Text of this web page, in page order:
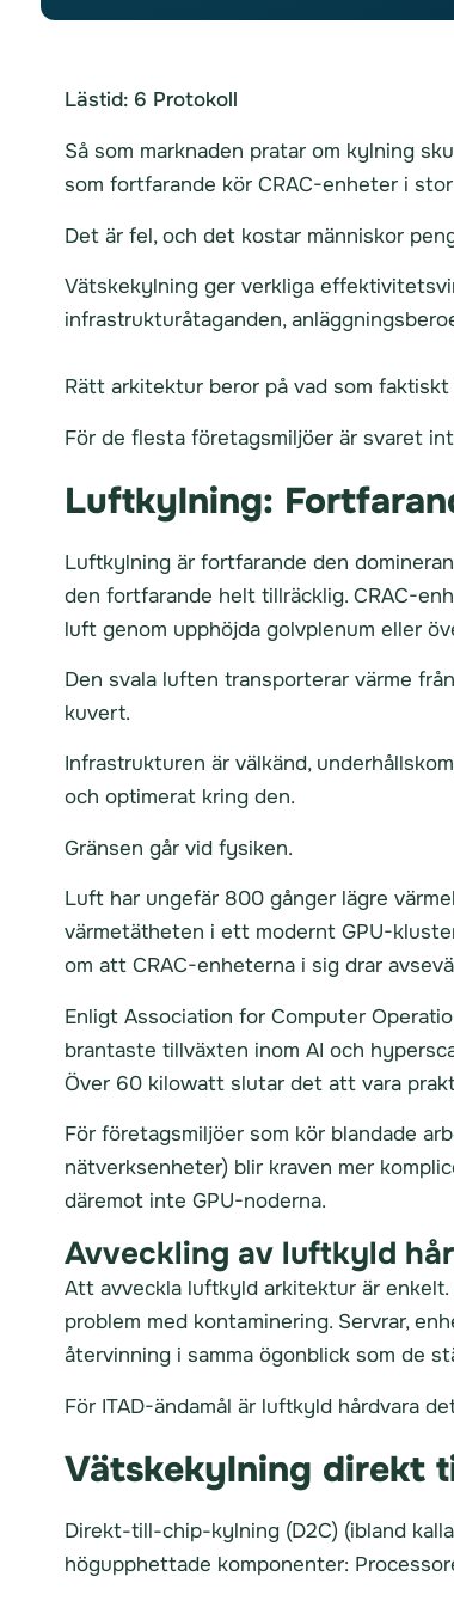
Lästid: 6 Protokoll
Så som marknaden pratar om kylning
som fortfarande kör CRAC-enheter i
Det är fel, och det kostar människor
Vätskekylning ger verkliga
infrastrukturåtaganden,
Rätt arkitektur beror på vad som
För de flesta företagsmiljöer är svaret
Luftkylning:
Luftkylning är fortfarande den
den fortfarande helt tillräcklig. CRAC-
luft genom upphöjda golvplenum eller
Den svala luften transporterar värme
kuvert.
Infrastrukturen är välkänd,
och optimerat kring den.
Gränsen går vid fysiken.
Luft har ungefär 800 gånger lägre
värmetätheten i ett modernt GPU-
om att CRAC-enheterna i sig drar
Enligt Association for Computer
brantaste tillväxten inom AI och
Över 60 kilowatt slutar det att vara
För företagsmiljöer som kör blandade
nätverksenheter) blir kraven mer
däremot inte GPU-noderna.
Avveckling av luftkyld
Att avveckla luftkyld arkitektur är
problem med kontaminering. Servrar,
återvinning i samma ögonblick som de
För ITAD-ändamål är luftkyld hårdvara
Vätskekylning direkt
Direkt-till-chip-kylning (D2C) (ibland
högupphettade komponenter: